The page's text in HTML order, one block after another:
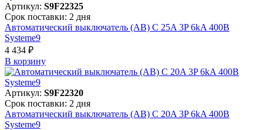
Артикул: S9F22325
Срок поставки: 2 дня
Автоматический выключатель (АВ) C 25A 3P 6kA 400В
Systeme9
4 434 ₽
В корзинy
Артикул: S9F22320
Срок поставки: 2 дня
Автоматический выключатель (АВ) C 20A 3P 6kA 400В
Systeme9